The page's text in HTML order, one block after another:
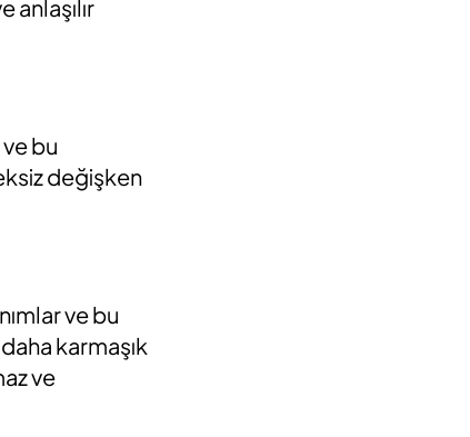
anlaşılır
bu
değişken
ve bu
karmaşık
ve